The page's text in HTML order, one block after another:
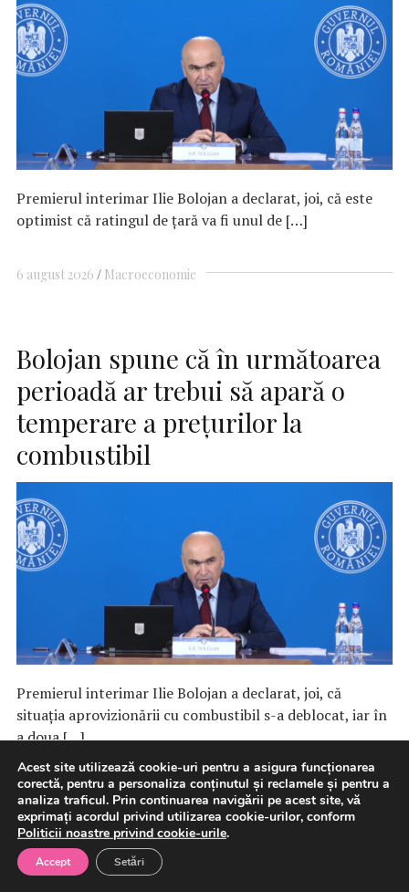
Premierul interimar Ilie Bolojan a declarat, joi, că este
optimist că ratingul de ţară va fi unul de […]
6 august 2026 Macroeconomie
Bolojan spune că în următoarea
perioadă ar trebui să apară o
temperare a preţurilor la
combustibil
Premierul interimar Ilie Bolojan a declarat, joi, că
situaţia aprovizionării cu combustibil s-a deblocat, iar în
a doua […]
6 august 2026 Energie
Bolojan: România nu e în
Acest site utilizează cookie-uri pentru a asigura funcționarea
corectă, pentru a personaliza conținutul și reclamele și pentru a
analiza traficul. Prin continuarea navigării pe acest site, vă
exprimați acordul privind utilizarea cookie-urilor, conform
Politicii noastre privind cookie-urile.
Accept Setări